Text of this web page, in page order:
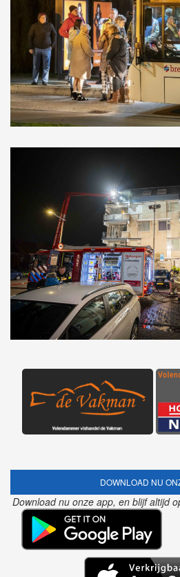
DOWNLOAD NU
Download nu onze app, en blijf altijd